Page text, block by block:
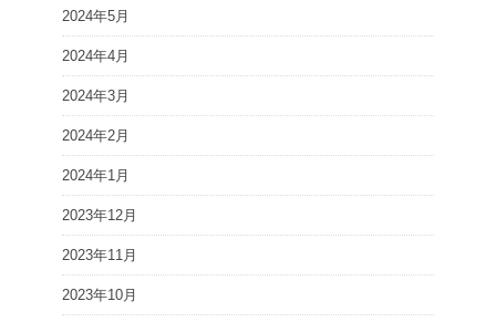
2024年5月
2024年4月
2024年3月
2024年2月
2024年1月
2023年12月
2023年11月
2023年10月